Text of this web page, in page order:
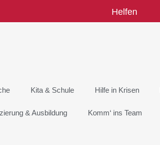
Helfen
Kita & Schule Hilfe in Krisen
& Ausbildung Komm‘ ins Team